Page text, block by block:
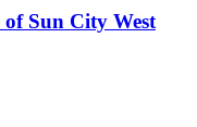
Sun City West